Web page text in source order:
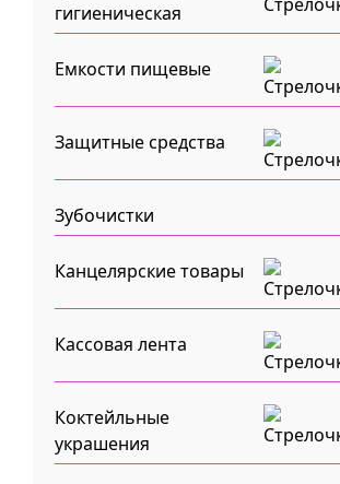
гигиеническая
Емкости пищевые
Защитные средства
Зубочистки
Канцелярские товары
Кассовая лента
Коктейльные
украшения